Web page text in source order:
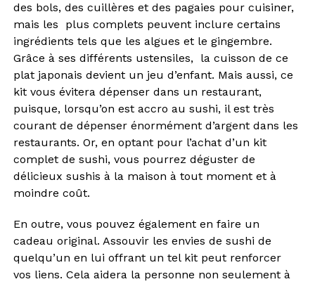
des bols, des cuillères et des pagaies pour cuisiner,
mais les plus complets peuvent inclure certains
ingrédients tels que les algues et le gingembre.
Grâce à ses différents ustensiles, la cuisson de ce
plat japonais devient un jeu d’enfant. Mais aussi, ce
kit vous évitera dépenser dans un restaurant,
puisque, lorsqu’on est accro au sushi, il est très
courant de dépenser énormément d’argent dans les
restaurants. Or, en optant pour l’achat d’un kit
complet de sushi, vous pourrez déguster de
délicieux sushis à la maison à tout moment et à
moindre coût.
En outre, vous pouvez également en faire un
cadeau original. Assouvir les envies de sushi de
quelqu’un en lui offrant un tel kit peut renforcer
vos liens. Cela aidera la personne non seulement à